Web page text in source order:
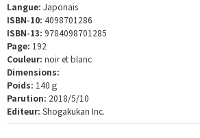
Langue: Japonais
ISBN-10: 4098701286
ISBN-13: 9784098701285
Page: 192
Couleur: noir et blanc
Dimensions:
Poids: 140ｇ
Parution: 2018/5/10
Editeur: Shogakukan Inc.